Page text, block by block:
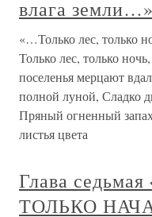
влага земли…»
«…Только лес, только
Только лес, только
поселенья мерцают
полной луной, Сладко
Пряный огненный
листья цвета
Глава
ТОЛЬКО